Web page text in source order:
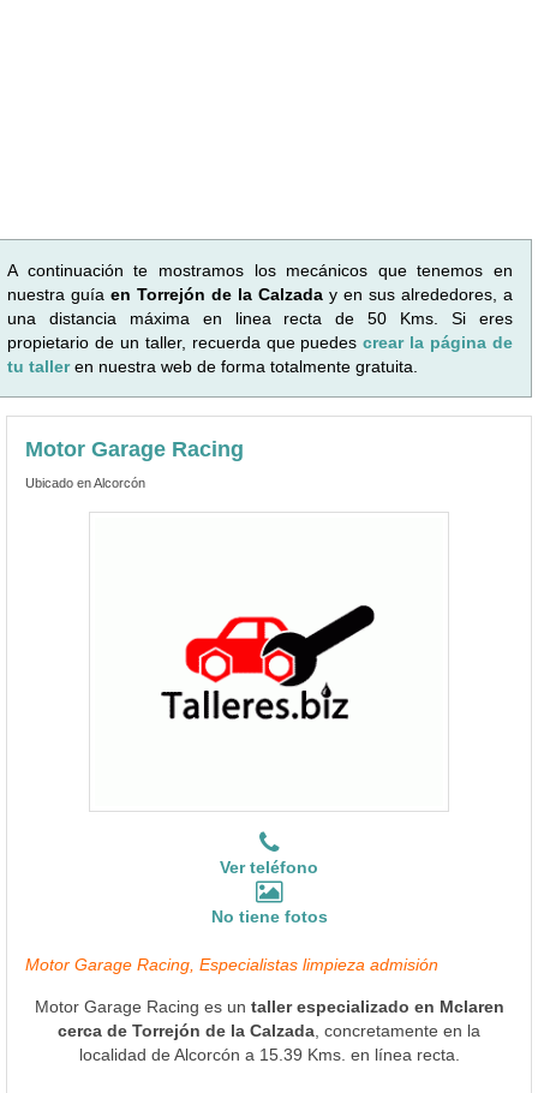
A continuación te mostramos los mecánicos que tenemos en
nuestra guía en Torrejón de la Calzada y en sus alrededores, a
una distancia máxima en linea recta de 50 Kms. Si eres
propietario de un taller, recuerda que puedescrear la página de
tu talleren nuestra web de forma totalmente gratuita.
Motor Garage Racing
Ubicado en Alcorcón
Ver teléfono
No tiene fotos
Motor Garage Racing, Especialistas limpieza admisión
Motor Garage Racing es un taller especializado en Mclaren
cerca de Torrejón de la Calzada , concretamente en la
localidad de Alcorcón a 15.39 Kms. en línea recta.